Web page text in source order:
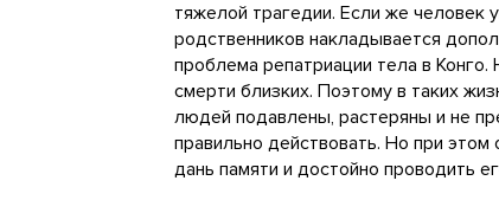
тяжелой трагедии. Если же человек
родственников накладывается
проблема репатриации тела в
смерти близких. Поэтому в таких
людей подавлены, растеряны и не
правильно действовать. Но при
дань памяти и достойно проводить